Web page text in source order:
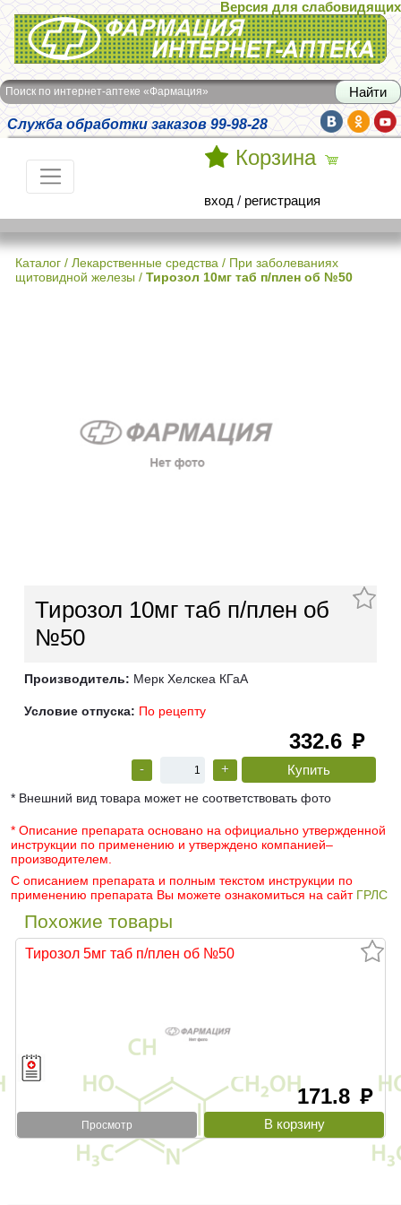
Интернет-аптека Фармация
Версия для слабовидящих
Поиск по интернет-аптеке «Фармация»
Служба обработки заказов 99-98-28
Корзина
вход / регистрация
Каталог / Лекарственные средства / При заболеваниях
щитовидной железы / Тирозол 10мг таб п/плен об №50
Тирозол 10мг таб п/плен об
№50
Производитель: Мерк Хелскеа КГаА
Условие отпуска: По рецепту
332.6 руб
- +
* Внешний вид товара может не соответствовать фото
* Описание препарата основано на официально утвержденной
инструкции по применению и утверждено компанией–
производителем.
С описанием препарата и полным текстом инструкции по
применению препарата Вы можете ознакомиться на сайт ГРЛС
Похожие товары
Тирозол 5мг таб п/плен об №50
171.8 руб
Просмотр